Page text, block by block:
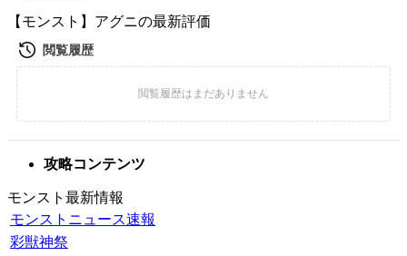
【モンスト】アグニの最新評価
攻略コンテンツ
モンスト最新情報
モンストニュース速報
彩獣神祭